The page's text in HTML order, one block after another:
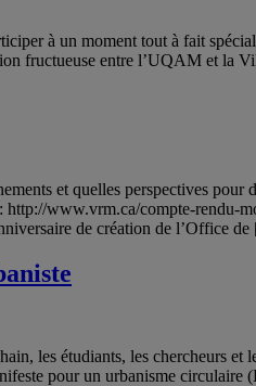
à un moment tout à fait
fructueuse entre l’UQAM et la
et quelles perspectives
www.vrm.ca/compte-rendu-
de création de l’Office
les étudiants, les chercheurs
pour un urbanisme